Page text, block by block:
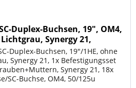
Duplex-Buchsen, 19", OM4,
Synergy 21,
Duplex-Buchsen, 19"/1HE, ohne
Synergy 21, 1x Befestigungsset
Synergy 21, 18x
SC-Buchse, OM4, 50/125u